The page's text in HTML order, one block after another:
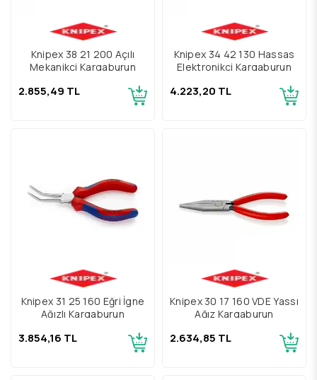
Knipex 38 21 200 Açılı
Mekanikçi Kargaburun
2.855,49 TL
Knipex 34 42 130 Hassas
Elektronikçi Kargaburun
4.223,20 TL
Knipex 31 25 160 Eğri İgne
Ağızlı Kargaburun
3.854,16 TL
Knipex 30 17 160 VDE Yassı
Ağız Kargaburun
2.634,85 TL